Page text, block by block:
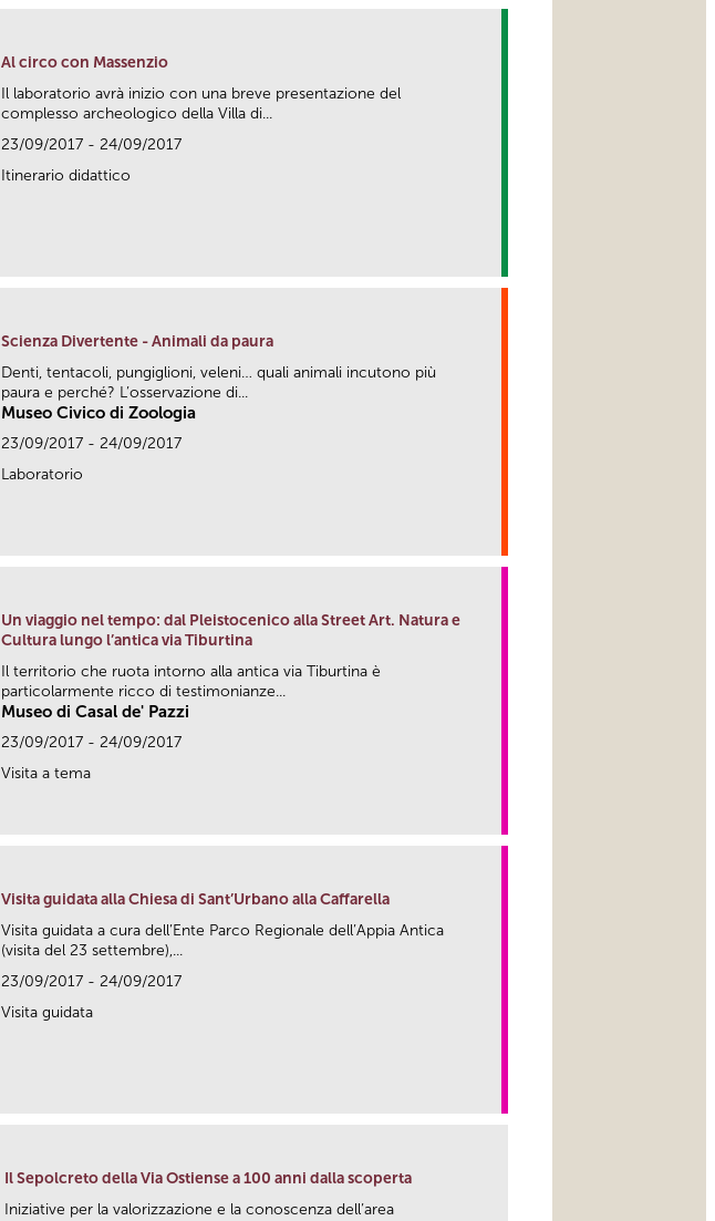
Al circo con Massenzio
Il laboratorio avrà inizio con una breve presentazione del
complesso archeologico della Villa di...
23/09/2017 - 24/09/2017
Itinerario didattico
Scienza Divertente - Animali da paura
Denti, tentacoli, pungiglioni, veleni… quali animali incutono più
paura e perché? L’osservazione di...
Museo Civico di Zoologia
23/09/2017 - 24/09/2017
Laboratorio
Un viaggio nel tempo: dal Pleistocenico alla Street Art. Natura e
Cultura lungo l’antica via Tiburtina
Il territorio che ruota intorno alla antica via Tiburtina è
particolarmente ricco di testimonianze...
Museo di Casal de' Pazzi
23/09/2017 - 24/09/2017
Visita a tema
Visita guidata alla Chiesa di Sant’Urbano alla Caffarella
Visita guidata a cura dell’Ente Parco Regionale dell’Appia Antica
(visita del 23 settembre),...
23/09/2017 - 24/09/2017
Visita guidata
Il Sepolcreto della Via Ostiense a 100 anni dalla scoperta
Iniziative per la valorizzazione e la conoscenza dell’area